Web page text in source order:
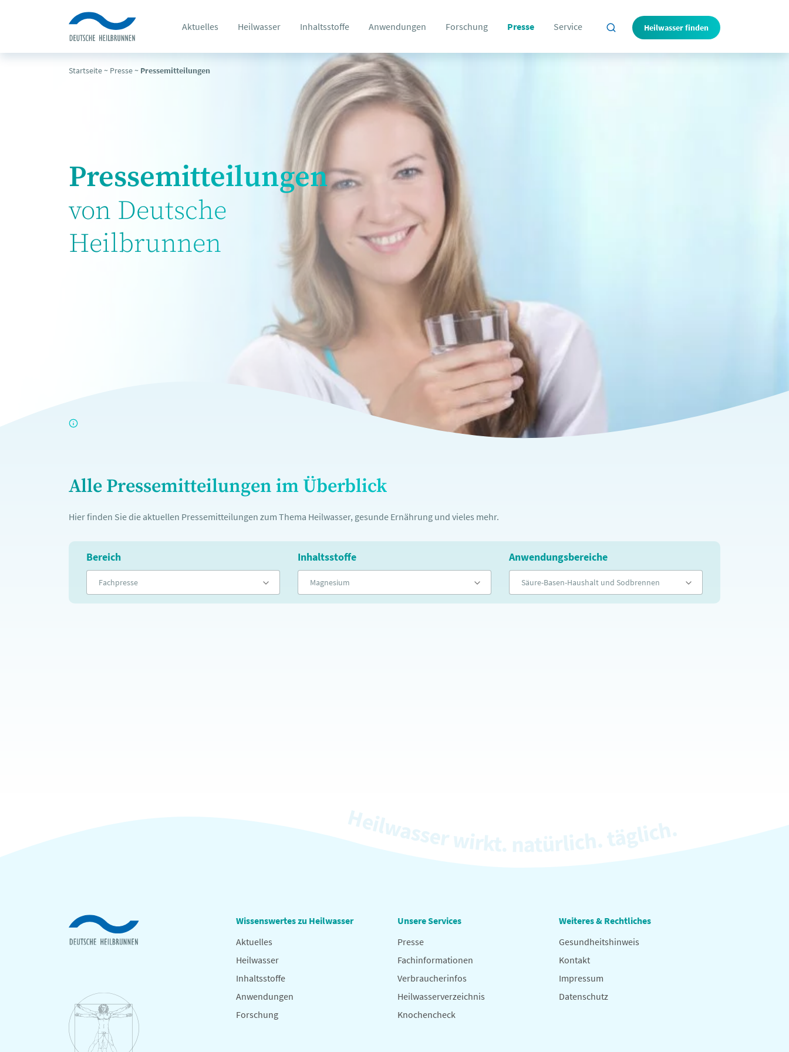
Aktuelles Heilwasser Inhaltsstoffe Anwendungen Forschung Presse Service Heilwasser finden
Startseite~ Presse~ Pressemitteilungen
Pressemitteilungen
von Deutsche
Heilbrunnen
Alle Pressemitteilungen im Überblick
Hier finden Sie die aktuellen Pressemitteilungen zum Thema Heilwasser, gesunde Ernährung und vieles mehr.
Bereich
Fachpresse
Inhaltsstoffe
Magnesium
Anwendungsbereiche
Säure-Basen-Haushalt und Sodbrennen
Wissenswertes zu Heilwasser
Aktuelles
Heilwasser
Inhaltsstoffe
Anwendungen
Forschung
Unsere Services
Presse
Fachinformationen
Verbraucherinfos
Heilwasserverzeichnis
Knochencheck
Weiteres & Rechtliches
Gesundheitshinweis
Kontakt
Impressum
Datenschutz